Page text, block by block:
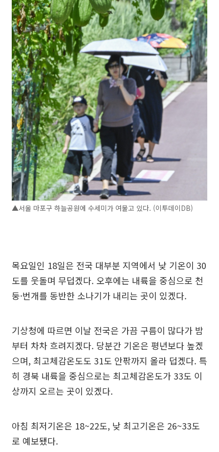
▲서울 마포구 하늘공원에 수세미가 여물고 있다. (이투데이DB)
목요일인 18일은 전국 대부분 지역에서 낮 기온이 30
도를 웃돌며 무덥겠다. 오후에는 내륙을 중심으로 천
둥·번개를 동반한 소나기가 내리는 곳이 있겠다.
기상청에 따르면 이날 전국은 가끔 구름이 많다가 밤
부터 차차 흐려지겠다. 당분간 기온은 평년보다 높겠
으며, 최고체감온도도 31도 안팎까지 올라 덥겠다. 특
히 경북 내륙을 중심으로는 최고체감온도가 33도 이
상까지 오르는 곳이 있겠다.
아침 최저기온은 18~22도, 낮 최고기온은 26~33도
로 예보됐다.